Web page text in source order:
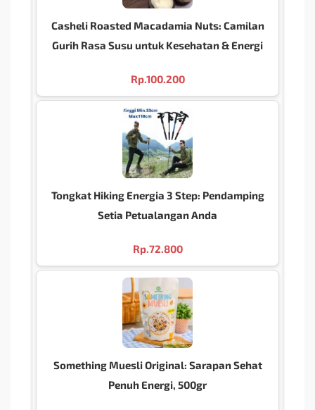
Casheli Roasted Macadamia Nuts: Camilan
Gurih Rasa Susu untuk Kesehatan & Energi
Rp.100.200
Tongkat Hiking Energia 3 Step: Pendamping
Setia Petualangan Anda
Rp.72.800
Something Muesli Original: Sarapan Sehat
Penuh Energi, 500gr